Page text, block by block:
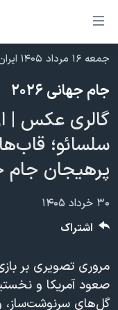
لینکهای
قابل
دسترسی
جهش
محتوای
اصلی
به
صفحه
جهش
جستجو
نسخه سبک وب‌سایت
موضوع ها
ایران
آمریکا
جهان
ورزشی
ویژه برنامه‌ها
ویدیوها
برنامه های
جدول برنامه ها
صفحه‌های ویژه
جام جهانی ۲۰۲۶
۲۵۰سالگی آمریکا
بایگانی برنامه‌های
فرکانس‌های صدای
یادگیری زبان
جمعه ۱۶ مرداد ۱۴۰۵ ایران ۱۰:۵۱
جام جهانی ۲۰۲۶
گالری عکس |
سلسائو؛
پرهیجان جام
۳۰ خرداد ۱۴۰۵
صعود آمریکا و
گل‌های سرنوشت‌ساز،
اشتراک